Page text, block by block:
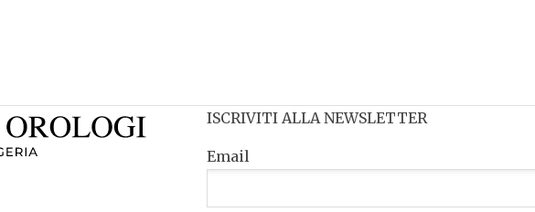
ISCRIVITI ALLA NEWSLETTER
Email